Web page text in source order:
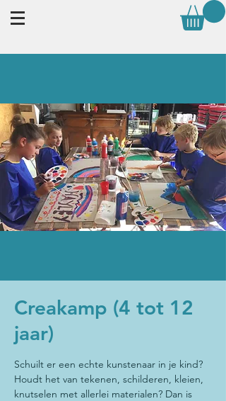
Creakamp (4 tot 12
jaar)
Schuilt er een echte kunstenaar in je kind?
Houdt het van tekenen, schilderen, kleien,
knutselen met allerlei materialen? Dan is